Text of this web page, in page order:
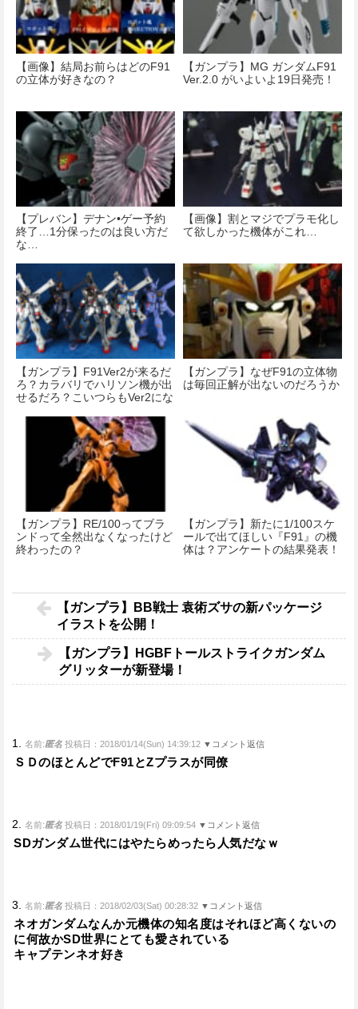
【画像】結局お前らはどのF91
の立体が好きなの？
【ガンプラ】MG ガンダムF91
Ver.2.0 がいよいよ19日発売！
【プレバン】デナン•ゲー予約
終了…1分保ったのは良い方だ
な…
【画像】割とマジでプラモ化し
て欲しかった機体がこれ…
【ガンプラ】F91Ver2が来るだ
ろ？カラバリでハリソン機が出
せるだろ？こいつらもVer2にな
【ガンプラ】なぜF91の立体物
は毎回正解が出ないのだろうか
【ガンプラ】RE/100ってブラ
ンドって全然出なくなったけど
終わったの？
【ガンプラ】新たに1/100スケ
ールで出てほしい『F91』の機
体は？アンケートの結果発表！
【ガンプラ】BB戦士 袁術ズサの新パッケージ
イラストを公開！
【ガンプラ】HGBFトールストライクガンダム
グリッターが新登場！
1. 名前:匿名 投稿日：2018/01/14(Sun) 14:39:12 ▼コメント返信
ＳＤのほとんどでF91とΖプラスが同僚
2. 名前:匿名 投稿日：2018/01/19(Fri) 09:09:54 ▼コメント返信
SDガンダム世代にはやたらめったら人気だなｗ
3. 名前:匿名 投稿日：2018/02/03(Sat) 00:28:32 ▼コメント返信
ネオガンダムなんか元機体の知名度はそれほど高くないの
に何故かSD世界にとても愛されている
キャプテンネオ好き